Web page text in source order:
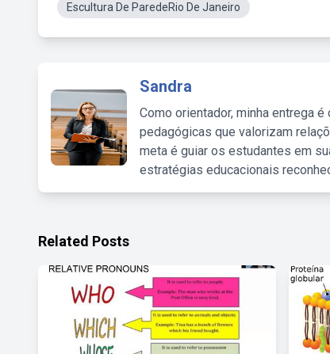
Escultura De ParedeRio De Janeiro
Sandra
Como orientador, minha entrega
pedagógicas que valorizam
meta é guiar os estudantes em
estratégias educacionais
Related Posts